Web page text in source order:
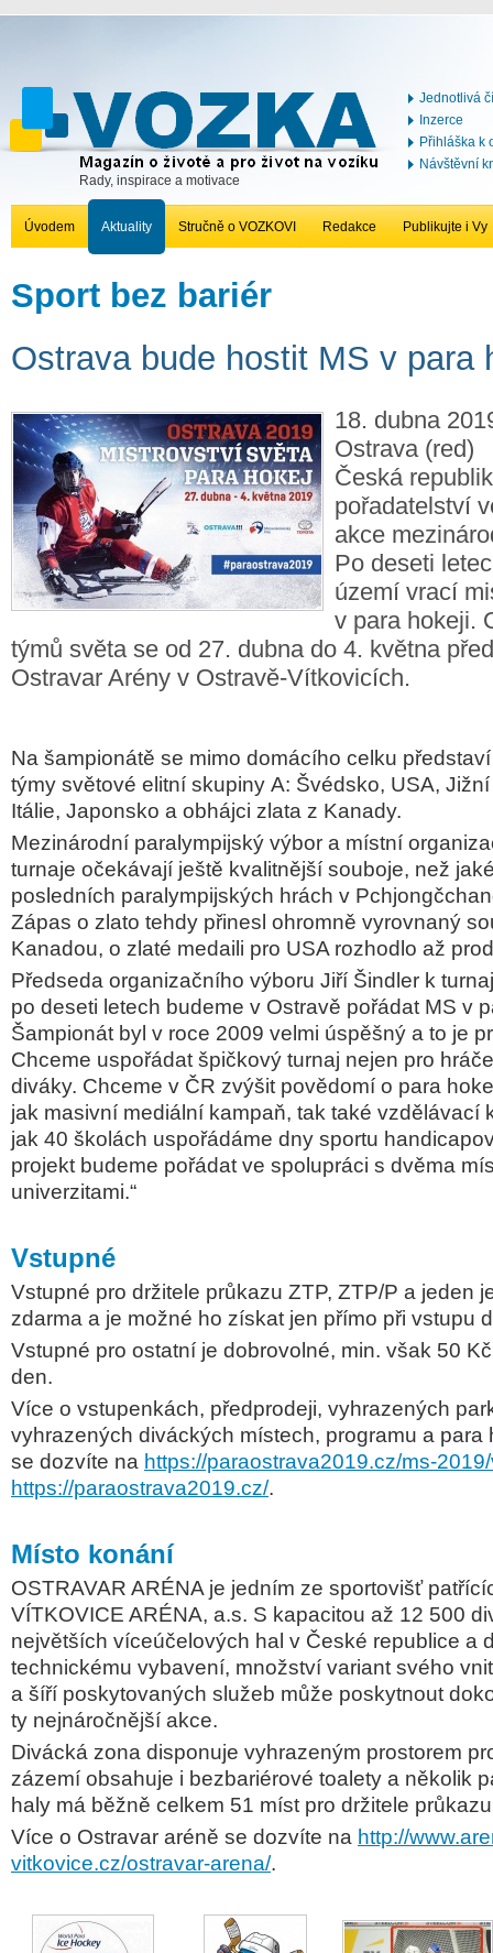
Rady, inspirace a motivace
Jednotlivá
Inzerce
Přihláška k
Návštěvní
Úvodem Aktuality Stručně o VOZKOVI Redakce Publikujte i Vy
Sport bez bariér
Ostrava bude hostit MS v para
18. dubna
Ostrava (red)
Česká
pořadatelství
akce
Po deseti
území vrací
v para hokeji.
týmů světa se od 27. dubna do 4. května
Ostravar Arény v Ostravě-Vítkovicích.
Na šampionátě se mimo domácího celku
týmy světové elitní skupiny A: Švédsko, USA,
Itálie, Japonsko a obhájci zlata z Kanady.
Mezinárodní paralympijský výbor a místní
turnaje očekávají ještě kvalitnější souboje, než
posledních paralympijských hrách v
Zápas o zlato tehdy přinesl ohromně vyrovnaný
Kanadou, o zlaté medaili pro USA rozhodlo až
Předseda organizačního výboru Jiří Šindler k
po deseti letech budeme v Ostravě pořádat MS v
Šampionát byl v roce 2009 velmi úspěšný a to je
Chceme uspořádat špičkový turnaj nejen pro
diváky. Chceme v ČR zvýšit povědomí o para
jak masivní mediální kampaň, tak také vzdělávací
jak 40 školách uspořádáme dny sportu
projekt budeme pořádat ve spolupráci s dvěma
univerzitami.“
Vstupné
Vstupné pro držitele průkazu ZTP, ZTP/P a jeden
zdarma a je možné ho získat jen přímo při vstupu
Vstupné pro ostatní je dobrovolné, min. však 50
den.
Více o vstupenkách, předprodeji, vyhrazených
vyhrazených diváckých místech, programu a para
se dozvíte na https://paraostrava2019.cz/ms-
https://paraostrava2019.cz/.
Místo konání
OSTRAVAR ARÉNA je jedním ze sportovišť
VÍTKOVICE ARÉNA, a.s. S kapacitou až 12 500
největších víceúčelových hal v České republice a
technickému vybavení, množství variant svého
a šíří poskytovaných služeb může poskytnout
ty nejnáročnější akce.
Divácká zona disponuje vyhrazeným prostorem
zázemí obsahuje i bezbariérové toalety a několik
haly má běžně celkem 51 míst pro držitele
Více o Ostravar aréně se dozvíte na http://
vitkovice.cz/ostravar-arena/.